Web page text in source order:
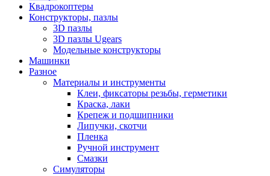
Квадрокоптеры
Конструкторы, пазлы
3D пазлы
3D пазлы Ugears
Модельные конструкторы
Машинки
Разное
Материалы и инструменты
Клеи, фиксаторы резьбы, герметики
Краска, лаки
Крепеж и подшипники
Липучки, скотчи
Пленка
Ручной инструмент
Смазки
Симуляторы